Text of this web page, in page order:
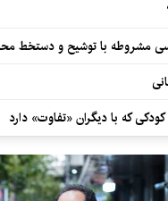
مشروطه با توشیح و دستخط
که با دیگران «تفاوت» دارد